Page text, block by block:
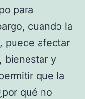
para
cuando la
puede afectar
bienestar y
que la
qué no